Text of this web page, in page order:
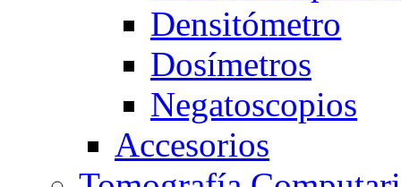
Densitómetro
Dosímetros
Negatoscopios
Accesorios